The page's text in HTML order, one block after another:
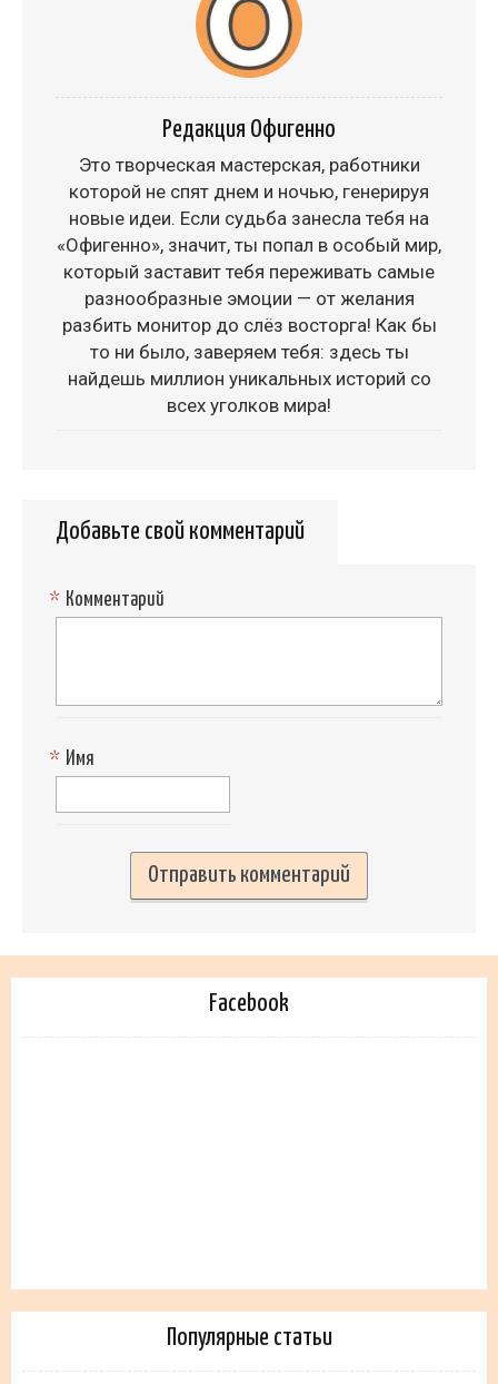
Редакция Офигенно
Это творческая мастерская, работники
которой не спят днем и ночью, генерируя
новые идеи. Если судьба занесла тебя на
«Офигенно», значит, ты попал в особый мир,
который заставит тебя переживать самые
разнообразные эмоции — от желания
разбить монитор до слёз восторга! Как бы
то ни было, заверяем тебя: здесь ты
найдешь миллион уникальных историй со
всех уголков мира!
Добавьте свой комментарий
Комментарий
*
Имя
*
Facebook
Популярные статьи